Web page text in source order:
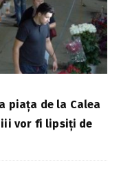
piața de la Calea
vor fi lipsiți de